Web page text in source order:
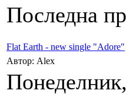
Последна
Flat Earth - new single "Adore"
Автор: Alex